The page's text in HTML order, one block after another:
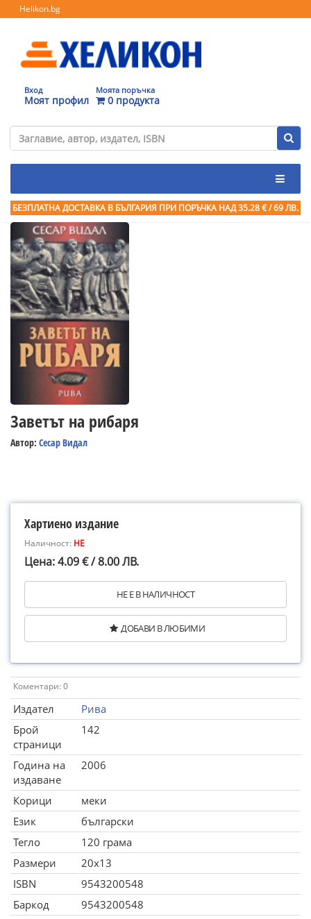
Helikon.bg
Вход
Моят профил
Моята поръчка
0 продукта
БЕЗПЛАТНА ДОСТАВКА В БЪЛГАРИЯ ПРИ ПОРЪЧКА НАД 35.28 € / 69 ЛВ.
Заветът на рибаря
Автор: Сесар Видал
Хартиено издание
Наличност: НЕ
Цена: 4.09 € / 8.00 ЛВ.
НЕ Е В НАЛИЧНОСТ
ДОБАВИ В ЛЮБИМИ
Коментари: 0
Издател
Рива
Брой
страници
142
Година на
издаване
2006
Корици
меки
Език
български
Тегло
120 грама
Размери
20x13
ISBN
9543200548
Баркод
9543200548